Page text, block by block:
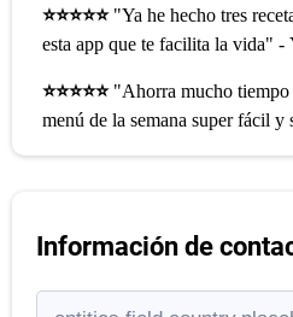
⭐⭐⭐⭐⭐"Ya he hecho tres
esta app que te facilita la vida" -
⭐⭐⭐⭐⭐"Ahorra mucho tiempo
menú de la semana super fácil y
Información de